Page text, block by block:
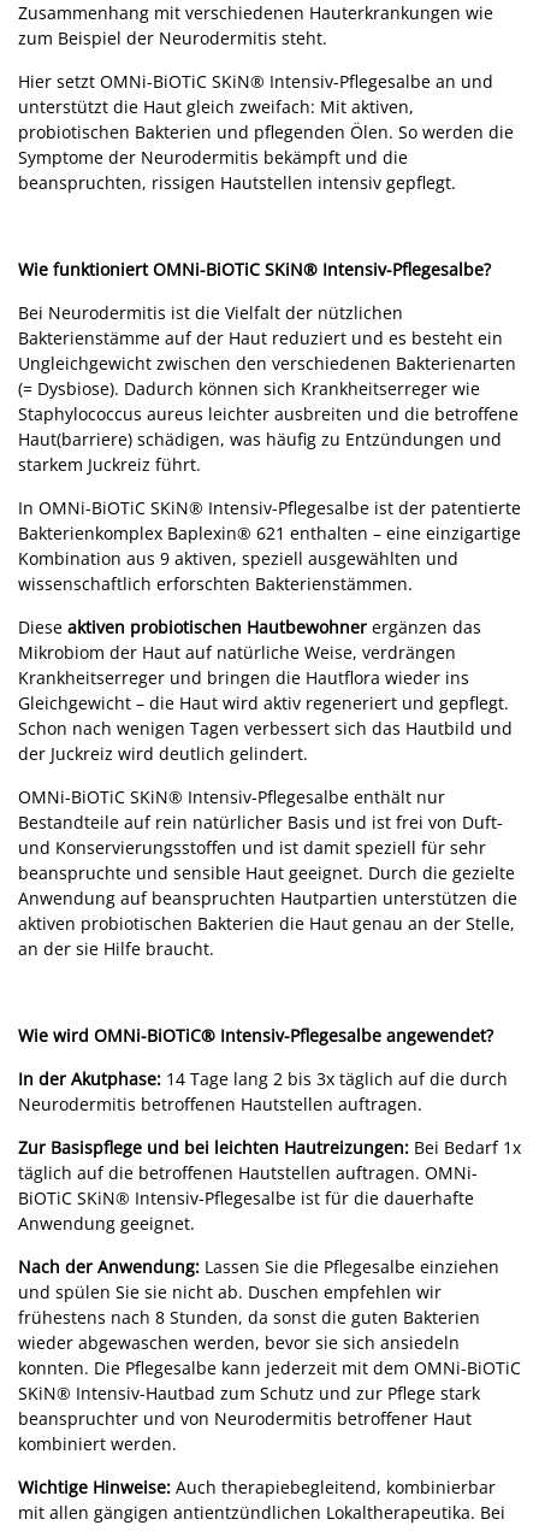
Zusammenhang mit verschiedenen Hauterkrankungen wie
zum Beispiel der Neurodermitis steht.
Hier setzt OMNi-BiOTiC SKiN® Intensiv-Pflegesalbe an und
unterstützt die Haut gleich zweifach: Mit aktiven,
probiotischen Bakterien und pflegenden Ölen. So werden die
Symptome der Neurodermitis bekämpft und die
beanspruchten, rissigen Hautstellen intensiv gepflegt.
Wie funktioniert OMNi-BiOTiC SKiN® Intensiv-Pflegesalbe?
Bei Neurodermitis ist die Vielfalt der nützlichen
Bakterienstämme auf der Haut reduziert und es besteht ein
Ungleichgewicht zwischen den verschiedenen Bakterienarten
(= Dysbiose). Dadurch können sich Krankheitserreger wie
Staphylococcus aureus leichter ausbreiten und die betroffene
Haut(barriere) schädigen, was häufig zu Entzündungen und
starkem Juckreiz führt.
In OMNi-BiOTiC SKiN® Intensiv-Pflegesalbe ist der patentierte
Bakterienkomplex Baplexin® 621 enthalten – eine einzigartige
Kombination aus 9 aktiven, speziell ausgewählten und
wissenschaftlich erforschten Bakterienstämmen.
Diese aktiven probiotischen Hautbewohner ergänzen das
Mikrobiom der Haut auf natürliche Weise, verdrängen
Krankheitserreger und bringen die Hautflora wieder ins
Gleichgewicht – die Haut wird aktiv regeneriert und gepflegt.
Schon nach wenigen Tagen verbessert sich das Hautbild und
der Juckreiz wird deutlich gelindert.
OMNi-BiOTiC SKiN® Intensiv-Pflegesalbe enthält nur
Bestandteile auf rein natürlicher Basis und ist frei von Duft-
und Konservierungsstoffen und ist damit speziell für sehr
beanspruchte und sensible Haut geeignet. Durch die gezielte
Anwendung auf beanspruchten Hautpartien unterstützen die
aktiven probiotischen Bakterien die Haut genau an der Stelle,
an der sie Hilfe braucht.
Wie wird OMNi-BiOTiC® Intensiv-Pflegesalbe angewendet?
In der Akutphase: 14 Tage lang 2 bis 3x täglich auf die durch
Neurodermitis betroffenen Hautstellen auftragen.
Zur Basispflege und bei leichten Hautreizungen: Bei Bedarf 1x
täglich auf die betroffenen Hautstellen auftragen. OMNi-
BiOTiC SKiN® Intensiv-Pflegesalbe ist für die dauerhafte
Anwendung geeignet.
Nach der Anwendung: Lassen Sie die Pflegesalbe einziehen
und spülen Sie sie nicht ab. Duschen empfehlen wir
frühestens nach 8 Stunden, da sonst die guten Bakterien
wieder abgewaschen werden, bevor sie sich ansiedeln
konnten. Die Pflegesalbe kann jederzeit mit dem OMNi-BiOTiC
SKiN® Intensiv-Hautbad zum Schutz und zur Pflege stark
beanspruchter und von Neurodermitis betroffener Haut
kombiniert werden.
Wichtige Hinweise: Auch therapiebegleitend, kombinierbar
mit allen gängigen antientzündlichen Lokaltherapeutika. Bei